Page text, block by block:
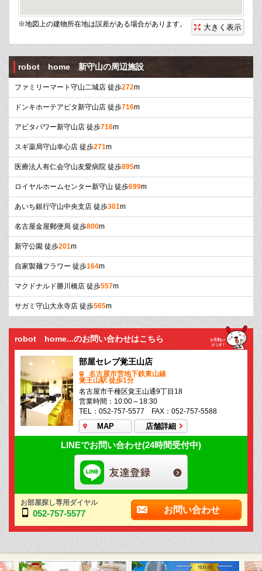
※地図上の建物所在地は誤差がある場合があります。 大きく表示
robot home 新守山の周辺施設
ファミリーマート守山二城店 徒歩272m
ドンキホーテアピタ新守山店 徒歩716m
アピタパワー新守山店 徒歩716m
スギ薬局守山幸心店 徒歩271m
医療法人有仁会守山友愛病院 徒歩895m
ロイヤルホームセンター新守山 徒歩699m
あいち銀行守山中央支店 徒歩301m
名古屋金屋郵便局 徒歩800m
新守公園 徒歩201m
自家製麺フラワー 徒歩164m
マクドナルド勝川橋店 徒歩557m
サガミ守山大永寺店 徒歩565m
robot home...のお問い合わせはこちら
部屋セレブ覚王山店
名古屋市営地下鉄東山線
覚王山駅 徒歩1分
名古屋市千種区覚王山通9丁目18
営業時間：10:00～18:30
TEL：052-757-5577 FAX：052-757-5588
MAP 店舗詳細
LINEでお問い合わせ(24時間受付中)
お部屋探し専用ダイヤル
052-757-5577 お問い合わせ